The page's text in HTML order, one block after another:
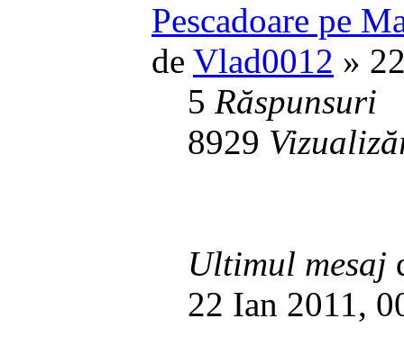
Pescadoare pe
de Vlad0012 »
5 Răspunsuri
8929
Ultimul mesaj
22 Ian 2011,